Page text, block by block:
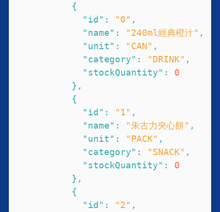
{
"id" : "0" ,
"name" : "240ml經典橙汁" ,
"unit" : "CAN" ,
"category" : "DRINK" ,
"stockQuantity" :
0
} ,
{
"id" : "1" ,
"name" : "朱古力夾心餅" ,
"unit" : "PACK" ,
"category" : "SNACK" ,
"stockQuantity" :
0
} ,
{
"id" : "2" ,